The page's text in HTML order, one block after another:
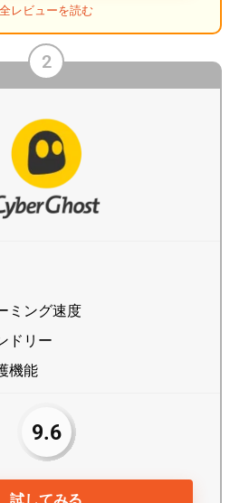
全レビューを読む
2
ミング速度
ドリー
機能
9.6